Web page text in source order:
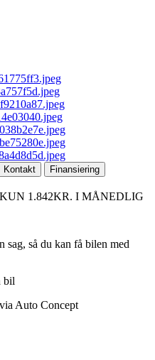
Kontakt Finansiering
1.842KR. I MÅNEDLIG
så du kan få bilen med
bil
Auto Concept